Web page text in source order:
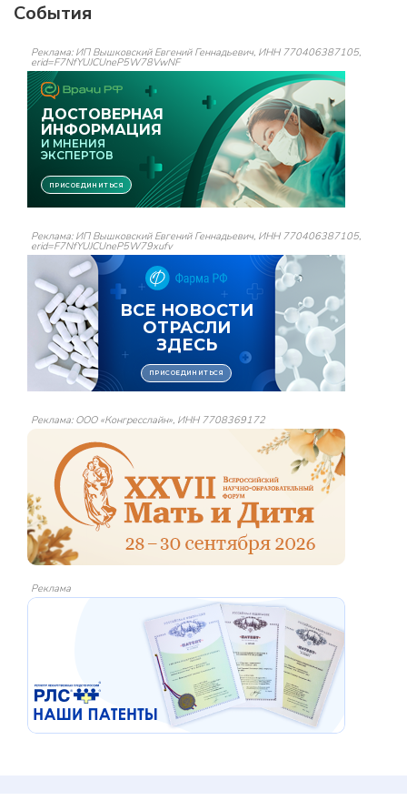
События
Реклама: ИП Вышковский Евгений Геннадьевич, ИНН 770406387105,
erid=F7NfYUJCUneP5W78VwNF
Реклама: ИП Вышковский Евгений Геннадьевич, ИНН 770406387105,
erid=F7NfYUJCUneP5W79xufv
Реклама: ООО «Конгресслайн», ИНН 7708369172
Реклама